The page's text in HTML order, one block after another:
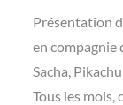
Présentation
en compagnie
Sacha,
Tous les mois,